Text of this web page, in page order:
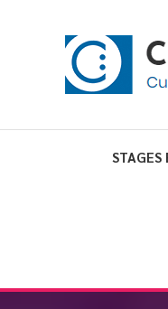
Claje
STAGES